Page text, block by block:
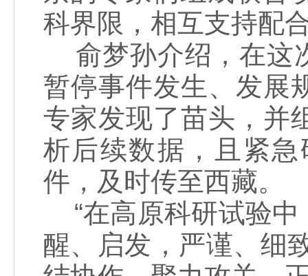
科界限，相互支持配
俞梦孙介绍，在这
暂停事件发生、发展
专家发现了苗头，并
析后续数据，且紧
件，及时传至西藏。
“在高原科研试验中
醒、启发，严谨、细